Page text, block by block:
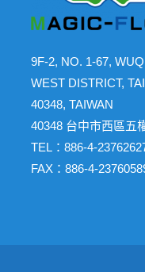
9F-2, NO. 1-67,
WEST DISTRICT,
40348, TAIWAN
40348 台中市西區五
TEL：886-4-
FAX：886-4-